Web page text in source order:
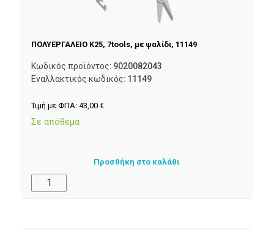
ΠΟΛΥΕΡΓΑΛΕΙΟ K25, 7tools, με ψαλίδι, 11149
Κωδικός προϊόντος: 9020082043
Εναλλακτικός κωδικός: 11149
Τιμή με ΦΠΑ: 43,00 €
Σε απόθεμα
Προσθήκη στο καλάθι